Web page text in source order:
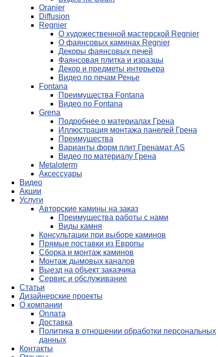
Oranier
Diffusion
Regnier
О художественной мастерской Regnier
О фаянсовых каминах Regnier
Декоры фаянсовых печей
Фаянсовая плитка и изразцы
Декор и предметы интерьера
Видео по печам Ренье
Fontana
Преимущества Fontana
Видео по Fontana
Grena
Подробнее о материалах Грена
Иллюстрация монтажа панелей Грена
Преимущества
Варианты форм плит Гренамат AS
Видео по материалу Грена
Metaloterm
Аксессуары
Видео
Акции
Услуги
Авторские камины на заказ
Преимущества работы с нами
Виды камня
Консультации при выборе каминов
Прямые поставки из Европы
Сборка и монтаж каминов
Монтаж дымовых каналов
Выезд на объект заказчика
Сервис и обслуживание
Статьи
Дизайнерские проекты
О компании
Оплата
Доставка
Политика в отношении обработки персональных
данных
Контакты